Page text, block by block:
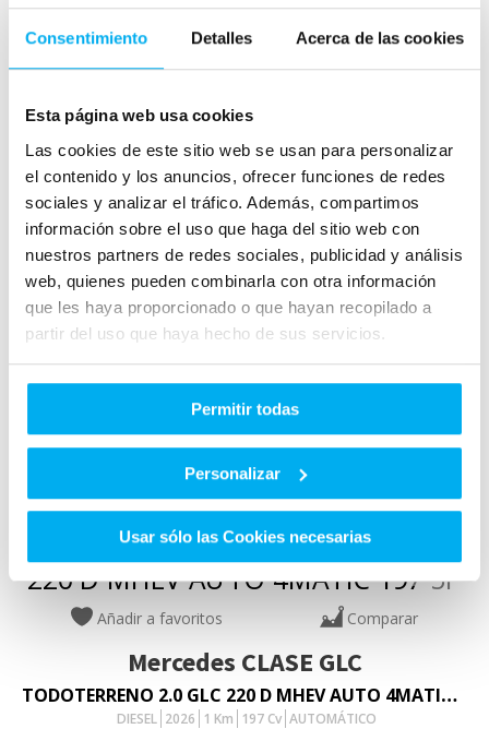
Consentimiento Detalles Acerca de las cookies
Esta página web usa cookies
Las cookies de este sitio web se usan para personalizar
el contenido y los anuncios, ofrecer funciones de redes
sociales y analizar el tráfico. Además, compartimos
información sobre el uso que haga del sitio web con
nuestros partners de redes sociales, publicidad y análisis
web, quienes pueden combinarla con otra información
que les haya proporcionado o que hayan recopilado a
partir del uso que haya hecho de sus servicios.
Permitir todas
Personalizar
Usar sólo las Cookies necesarias
TODOTERRENO BEV 94KWH GLC 400 AUTO 4MATIC 489 5P
Más información
Añadir a favoritos Comparar
MercedesCLASE GLC
TODOTERRENO 2.0 GLC 220 D MHEV AUTO 4MATIC 197 5P
DIESEL 2026 1Km 197Cv AUTOMÁTICO
Más información
Añadir a favoritos Comparar
Mercedes CLASE GLC
TODOTERRENO 2.0 GLC 220 D MHEV AUTO 4MATIC 197 5P
DIESEL 2026 1 Km 197Cv AUTOMÁTICO